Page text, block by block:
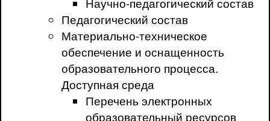
Педагогический состав
Материально-техническое
обеспечение и оснащенность
образовательного процесса.
Доступная среда
Перечень электронных
образовательный ресурсов